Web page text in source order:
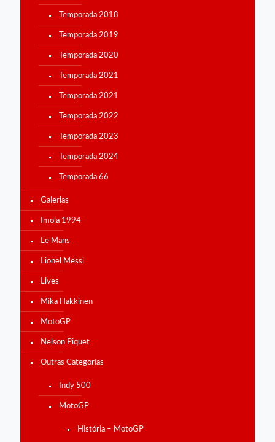
Temporada 2018
Temporada 2019
Temporada 2020
Temporada 2021
Temporada 2021
Temporada 2022
Temporada 2023
Temporada 2024
Temporada 66
Galerias
Imola 1994
Le Mans
Lionel Messi
Lives
Mika Hakkinen
MotoGP
Nelson Piquet
Outras Categorias
Indy 500
MotoGP
História – MotoGP